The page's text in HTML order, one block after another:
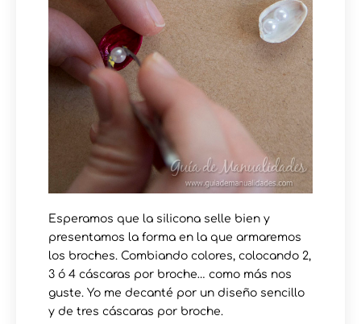
Esperamos que la silicona selle bien y
presentamos la forma en la que armaremos
los broches. Combiando colores, colocando 2,
3 ó 4 cáscaras por broche… como más nos
guste. Yo me decanté por un diseño sencillo
y de tres cáscaras por broche.